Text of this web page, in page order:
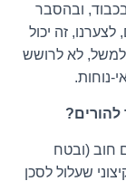
ובהסבר
זה יכול
לא לרושש
נוחות.
חוב (ובטח
שעלול לסכן